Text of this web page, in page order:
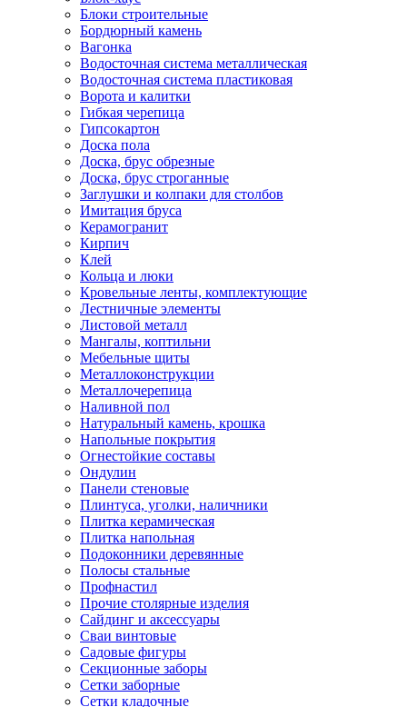
Блоки строительные
Бордюрный камень
Вагонка
Водосточная система металлическая
Водосточная система пластиковая
Ворота и калитки
Гибкая черепица
Гипсокартон
Доска пола
Доска, брус обрезные
Доска, брус строганные
Заглушки и колпаки для столбов
Имитация бруса
Керамогранит
Кирпич
Клей
Кольца и люки
Кровельные ленты, комплектующие
Лестничные элементы
Листовой металл
Мангалы, коптильни
Мебельные щиты
Металлоконструкции
Металлочерепица
Наливной пол
Натуральный камень, крошка
Напольные покрытия
Огнестойкие составы
Ондулин
Панели стеновые
Плинтуса, уголки, наличники
Плитка керамическая
Плитка напольная
Подоконники деревянные
Полосы стальные
Профнастил
Прочие столярные изделия
Сайдинг и аксессуары
Сваи винтовые
Садовые фигуры
Секционные заборы
Сетки заборные
Сетки кладочные